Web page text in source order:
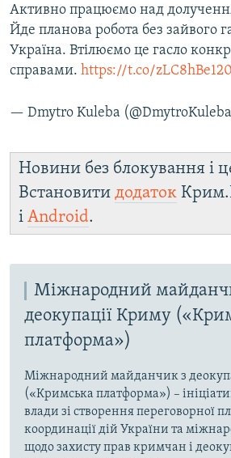
Активно працюємо над
Йде планова робота без зайвого
Україна. Втілюємо це гасло
справами. https://t.co/zLC8hBe120
— Dmytro Kuleba
Новини без блокування і
Встановити додаток
і Android.
Міжнародний
деокупації Криму
платформа»)
Міжнародний майданчик з
(«Кримська платформа») –
влади зі створення переговорної
координації дій України та
щодо захисту прав кримчан і